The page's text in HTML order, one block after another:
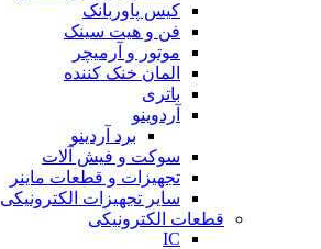
کیس پاوربانک
فن و هیت سینک
موتور و آرمیچر
المان خنک کننده
باتری
آردوینو
برد آردینو
سوکت و فیش آلات
تجهیزات و قطعات ماینر
سایر تجهیزات الکترونیکی
قطعات الکترونیکی
IC